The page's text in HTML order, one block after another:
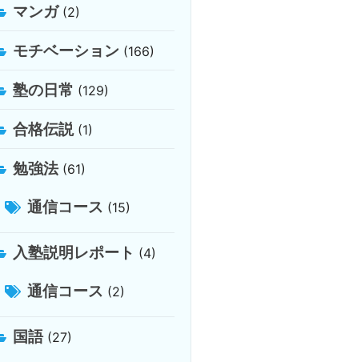
マンガ(2)
モチベーション (166)
塾の日常 (129)
合格伝説(1)
勉強法(61)
通信コース (15)
入塾説明レポート (4)
通信コース (2)
国語(27)